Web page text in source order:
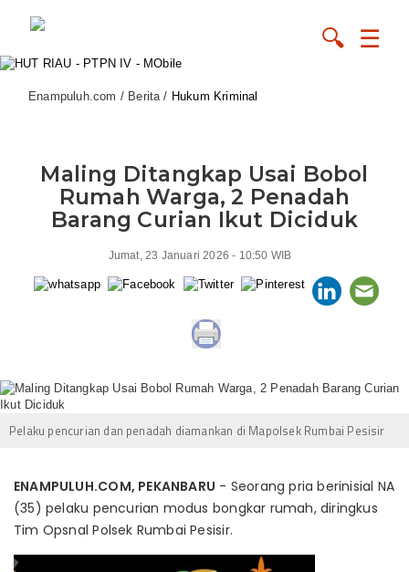
☰
🔍
Enampuluh.com / Berita / Hukum Kriminal
Maling Ditangkap Usai Bobol
Rumah Warga, 2 Penadah
Barang Curian Ikut Diciduk
Jumat, 23 Januari 2026 - 10:50 WIB
Pelaku pencurian dan penadah diamankan di Mapolsek Rumbai Pesisir
ENAMPULUH.COM, PEKANBARU - Seorang pria berinisial NA
(35) pelaku pencurian modus bongkar rumah, diringkus
Tim Opsnal Polsek Rumbai Pesisir.